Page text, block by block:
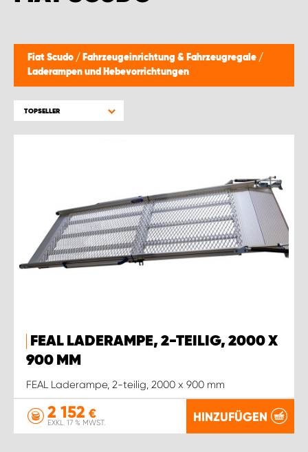
Fiat Scudo / Fahrzeugeinrichtung & Fahrzeugregale /
Laderampen und Hebevorrichtungen
TOPSELLER
FEAL LADERAMPE, 2-TEILIG, 2000 X
900 MM
FEAL Laderampe, 2-teilig, 2000 x 900 mm
2 152 €
EXKL. 17 % MWST. HINZUFÜGEN